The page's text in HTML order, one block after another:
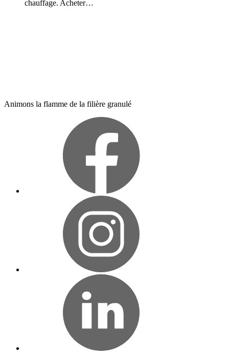
chauffage. Acheter…
Animons la flamme de la filière granulé